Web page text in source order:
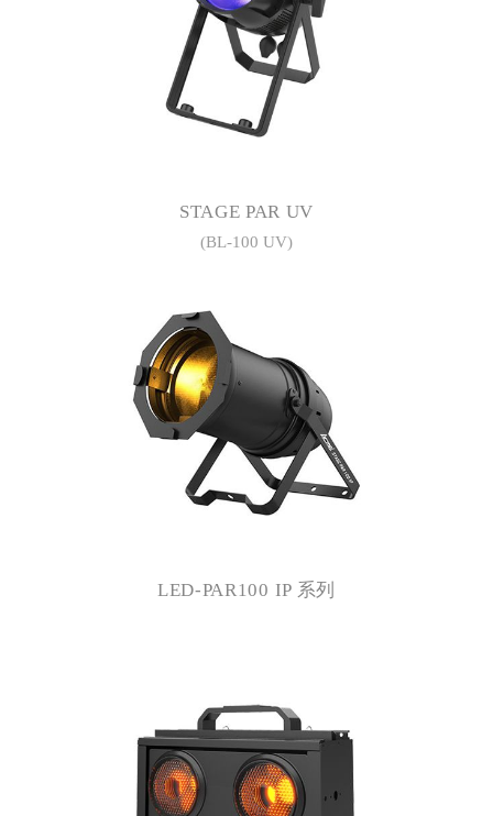
STAGE PAR UV
(BL-100 UV)
LED-PAR100 IP 系列